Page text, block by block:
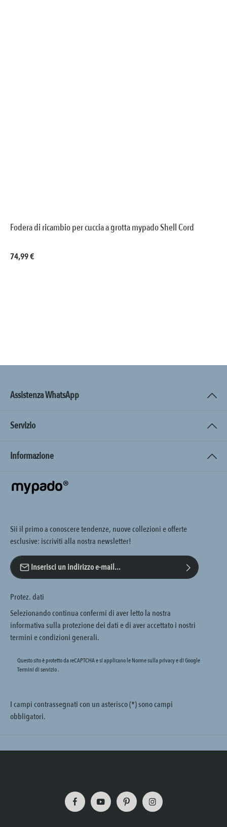
Fodera di ricambio per cuccia a grotta mypado Shell Cord
Prezzo normale:
74,99 €
Assistenza WhatsApp
Servizio
Informazione
Sii il primo a conoscere tendenze, nuove collezioni e offerte
esclusive: iscriviti alla nostra newsletter!
Indirizzo e-mail*
Protez. dati
Selezionando continua confermi di aver letto la nostra
informativa sulla protezione dei datie di aver accettato i nostri
termini e condizioni generali.
Questo sito è protetto da reCAPTCHA e si applicano le Norme sulla privacy edi Google
Termini di servizio.
I campi contrassegnati con un asterisco (*) sono campi
obbligatori.